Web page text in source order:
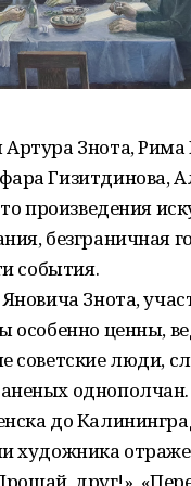
Знота,
Гизитдинова,
произведения
безграничная
события.
Знота,
особенно ценны,
советские люди,
до
художника